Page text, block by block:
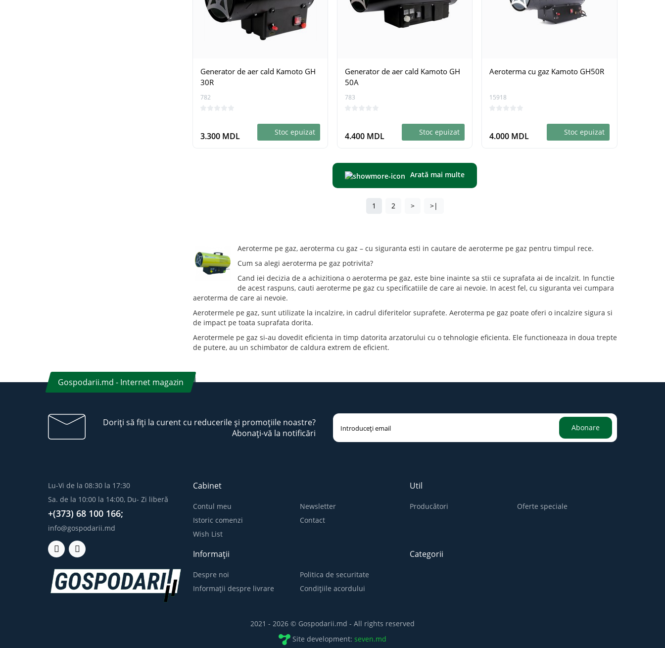
Generator de aer cald Kamoto GH
30R
782
3.300 MDL Stoc epuizat
Generator de aer cald Kamoto GH
50A
783
4.400 MDL Stoc epuizat
Aeroterma cu gaz Kamoto GH50R
15918
4.000 MDL Stoc epuizat
Arată mai multe
1 2 > >|
Aeroterme pe gaz, aeroterma cu gaz – cu siguranta esti in cautare de aeroterme pe gaz pentru timpul rece.
Cum sa alegi aeroterma pe gaz potrivita?
Cand iei decizia de a achizitiona o aeroterma pe gaz, este bine inainte sa stii ce suprafata ai de incalzit. In functie
de acest raspuns, cauti aeroterme pe gaz cu specificatiile de care ai nevoie. In acest fel, cu siguranta vei cumpara
aeroterma de care ai nevoie.
Aerotermele pe gaz, sunt utilizate la incalzire, in cadrul diferitelor suprafete. Aeroterma pe gaz poate oferi o incalzire sigura si
de impact pe toata suprafata dorita.
Aerotermele pe gaz si-au dovedit eficienta in timp datorita arzatorului cu o tehnologie eficienta. Ele functioneaza in doua trepte
de putere, au un schimbator de caldura extrem de eficient.
Gospodarii.md - Internet magazin
Doriți să fiți la curent cu reducerile și promoțiile noastre?
Abonați-vă la notificări
Abonare
Lu-Vi de la 08:30 la 17:30
Sa. de la 10:00 la 14:00, Du- Zi liberă
+(373) 68 100 166;
info@gospodarii.md
Cabinet
Contul meu
Istoric comenzi
Wish List
Newsletter
Contact
Util
Producători Oferte speciale
Informații
Despre noi
Informații despre livrare
Politica de securitate
Condițiile acordului
Categorii
2021 - 2026 © Gospodarii.md - All rights reserved
Site development: seven.md